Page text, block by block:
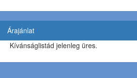
Árajánlat
Kívánságlistád jelenleg üres.